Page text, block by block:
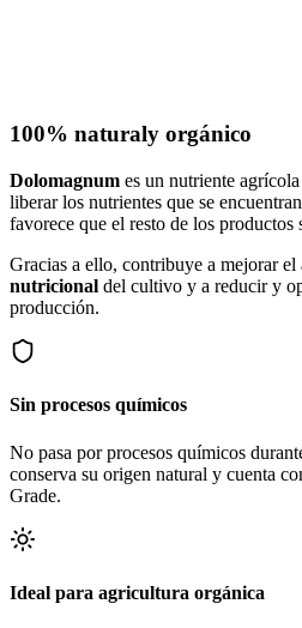
100% naturaly orgánico
Dolomagnum es un nutriente
liberar los nutrientes que se
favorece que el resto de los productos
Gracias a ello, contribuye a mejorar el
nutricional del cultivo y a reducir y
producción.
Sin procesos químicos
No pasa por procesos químicos
conserva su origen natural y cuenta
Grade.
Ideal para agricultura orgánica